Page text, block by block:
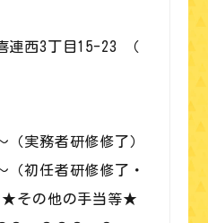
連西3丁目15-23 （
実務者研修修了）
初任者研修修了・
★その他の手当等★